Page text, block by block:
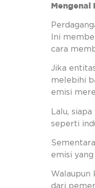
Mengenal
Ini
cara
Jika
melebihi
emisi
Lalu,
seperti
emisi
Walaupun
dari